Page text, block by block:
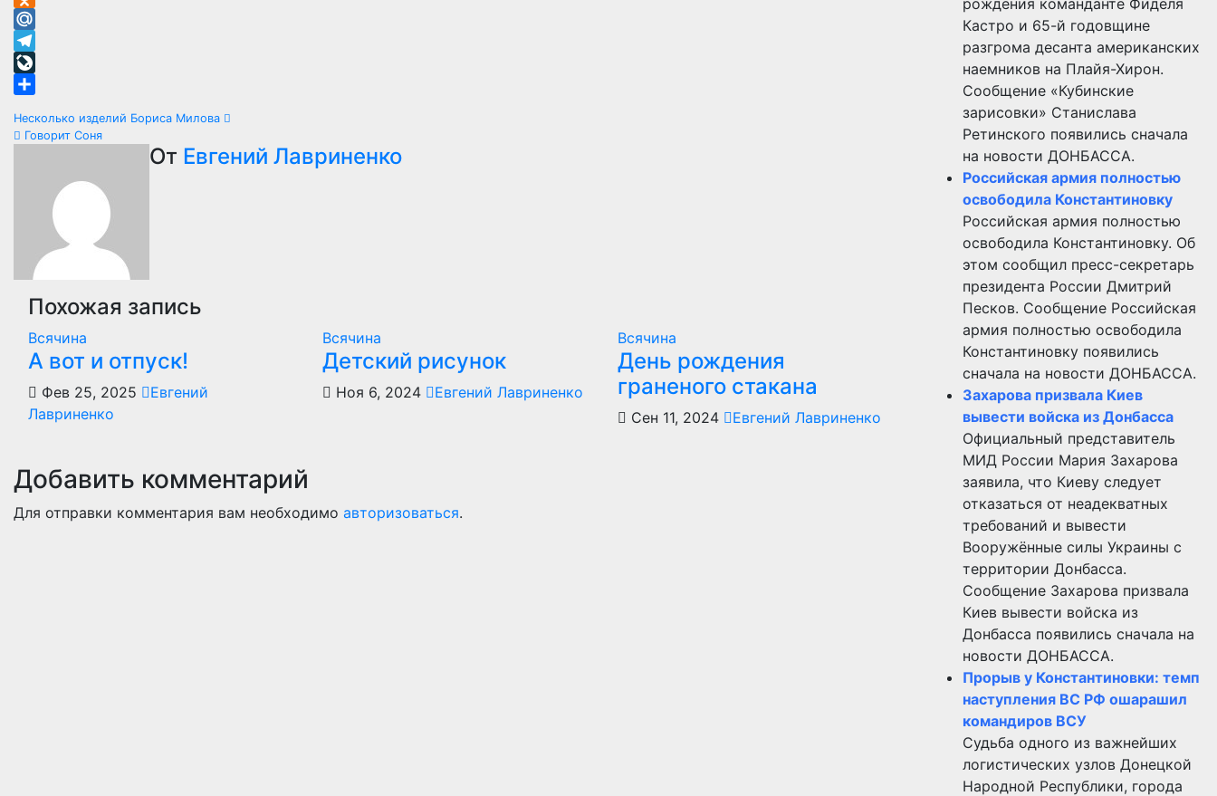
Odnoklassniki
Mail.Ru
Telegram
LiveJournal
Навигация
записям
Несколько изделий Бориса Милова
Говорит Соня
От Евгений Лавриненко
Похожая запись
Всячина
А вот и отпуск!
Фев 25, 2025
Евгений
Лавриненко
Всячина
Детский рисунок
Ноя 6, 2024 Евгений Лавриненко
Всячина
День рождения
граненого стакана
Сен 11, 2024 Евгений Лавриненко
Добавить комментарий
Для отправки комментария вам необходимо авторизоваться.
Кастро и 65-й годовщине
разгрома десанта американских
наемников на Плайя-Хирон.
Сообщение «Кубинские
зарисовки» Станислава
Ретинского появились сначала
на новости ДОНБАССА.
Российская армия полностью
освободила Константиновку
Российская армия полностью
освободила Константиновку. Об
этом сообщил пресс-секретарь
президента России Дмитрий
Песков. Сообщение Российская
армия полностью освободила
Константиновку появились
сначала на новости ДОНБАССА.
Захарова призвала Киев
вывести войска из Донбасса
Официальный представитель
МИД России Мария Захарова
заявила, что Киеву следует
отказаться от неадекватных
требований и вывести
Вооружённые силы Украины с
территории Донбасса.
Сообщение Захарова призвала
Киев вывести войска из
Донбасса появились сначала на
новости ДОНБАССА.
Прорыв у Константиновки: темп
наступления ВС РФ ошарашил
командиров ВСУ
Судьба одного из важнейших
логистических узлов Донецкой
Народной Республики, города